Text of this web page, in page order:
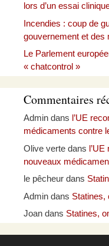
lors d’un essai
Incendies : coup de
gouvernement et des
Le Parlement
« chatcontrol »
Commentaires
Admin dans l’UE
médicaments contre
Olive verte dans
nouveaux
le pêcheur dans
Admin dans
Joan dans Statines,